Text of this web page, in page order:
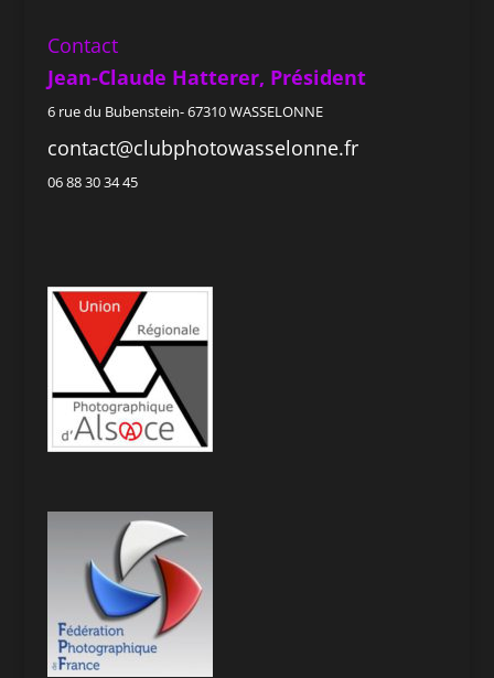
Contact
Jean-Claude Hatterer, Président
6 rue du Bubenstein- 67310 WASSELONNE
contact@clubphotowasselonne.fr
06 88 30 34 45